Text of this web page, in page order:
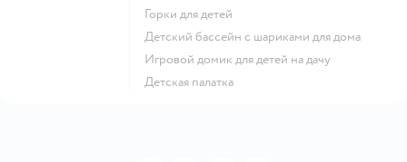
Горки для детей
Детский бассейн с шариками для дома
Игровой домик для детей на дачу
Детская палатка